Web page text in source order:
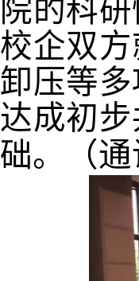
院的科
校企双
卸压等
达成初
础。
（